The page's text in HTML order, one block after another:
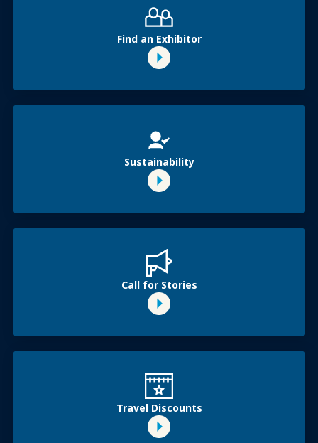
Find an Exhibitor
Sustainability
Call for Stories
Travel Discounts